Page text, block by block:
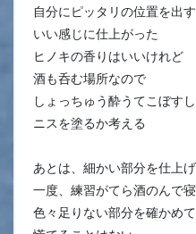
自分にピッタリの位置を出す
いい感じに仕上がった
ヒノキの香りはいいけれど
酒も呑む場所なので
しょっちゅう酔うてこぼすし
ニスを塗るか考える
あとは、細かい部分を仕上
一度、練習がてら酒のんで
色々足りない部分を確かめ